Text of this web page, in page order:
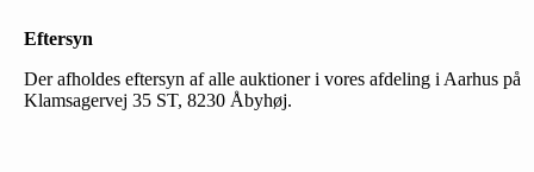
Eftersyn
Der afholdes eftersyn af alle auktioner i vores afdeling i Aarhus på
Klamsagervej 35 ST, 8230 Åbyhøj.